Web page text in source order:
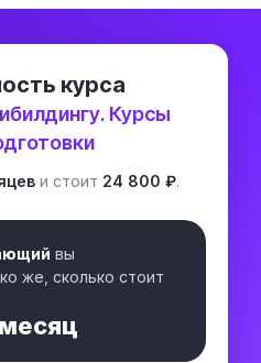
курса
Курсы
и стоит 24 800 ₽.
вы
же, сколько стоит